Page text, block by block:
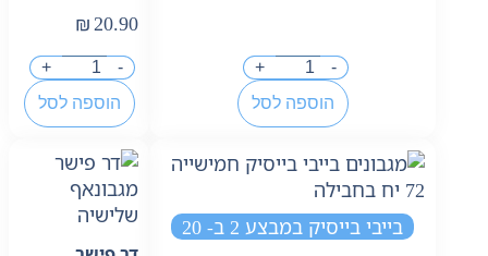
-
+
הוספה לסל
₪20.90
-
+
הוספה לסל
בייבי בייסיק במבצע 2 ב- 20